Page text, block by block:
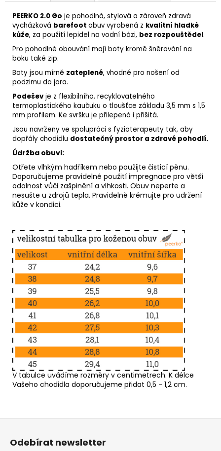
PEERKO 2.0 Go je pohodlná, stylová a zároveň zdravá
vycházková barefoot obuv vyrobená z kvalitní hladké
kůže, za použití lepidel na vodní bázi, bez rozpouštědel.
Pro pohodlné obouvání mají boty kromě šněrování na
boku také zip.
Boty jsou mírně zateplené, vhodné pro nošení od
podzimu do jara.
Podešev je z flexibilního, recyklovatelného
termoplastického kaučuku o tloušťce základu 3,5 mm s 1,5
mm profilem. Ke svršku je přilepená i přišitá.
Jsou navrženy ve spolupráci s fyzioterapeuty tak, aby
dopřály chodidlu dostatečný prostor a zdravé pohodlí.
Údržba obuvi:
Otřete vlhkým hadříkem nebo použijte čisticí pěnu.
Doporučujeme pravidelné použití impregnace pro větší
odolnost vůči zašpinění a vlhkosti. Obuv neperte a
nesušte u zdrojů tepla. Pravidelně krémujte pro udržení
kůže v kondici.
V tabulce uvádíme rozměry v centimetrech. K délce
Vašeho chodidla doporučujeme přidat 0,5 - 1,2 cm.
Z
Odebírat newsletter